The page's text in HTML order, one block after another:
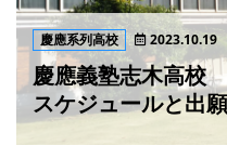
慶應系列高校 2023.10.19
慶應義塾志木高校
スケジュールと出